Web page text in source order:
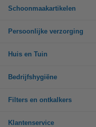
Schoonmaakartikelen
Persoonlijke verzorging
Huis en Tuin
Bedrijfshygiëne
Filters en ontkalkers
Klantenservice